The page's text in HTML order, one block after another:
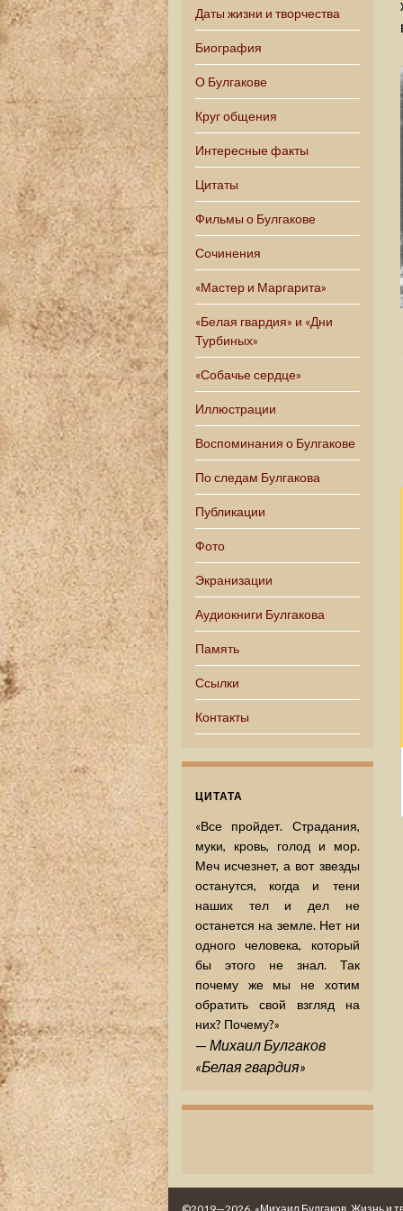
Даты жизни и творчества
Биография
О Булгакове
Круг общения
Интересные факты
Цитаты
Фильмы о Булгакове
Сочинения
«Мастер и Маргарита»
«Белая гвардия» и «Дни
Турбиных»
«Собачье сердце»
Иллюстрации
Воспоминания о Булгакове
По следам Булгакова
Публикации
Фото
Экранизации
Аудиокниги Булгакова
Память
Ссылки
Контакты
ЦИТАТА
«Все пройдет. Страдания,
муки, кровь, голод и мор.
Меч исчезнет, а вот звезды
останутся, когда и тени
наших тел и дел не
останется на земле. Нет ни
одного человека, который
бы этого не знал. Так
почему же мы не хотим
обратить свой взгляд на
них? Почему?»
— Михаил Булгаков
«Белая гвардия»